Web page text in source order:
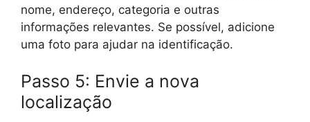
nome, endereço, categoria e outras
informações relevantes. Se possível, adicione
uma foto para ajudar na identificação.
Passo 5: Envie a nova
localização